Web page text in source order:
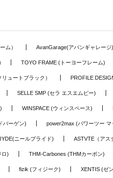
ム） AvanGarage(アバンギャレージ)
TOYO FRAME (トーヨーフレーム)
ュートブラック） PROFILE
SELLE SMP (セラ エスエムピー)
WINSPACE (ウィンスペース)
バーゲン) power2max (パワーツー マ
ニールプライド) ASTVTE（アス
ロ) THM-Carbones (THMカーボン)
fizik (フィジーク) XENTIS (ゼ